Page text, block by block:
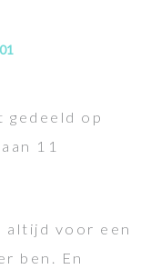
gedeeld op
11
altijd voor een
ben. En